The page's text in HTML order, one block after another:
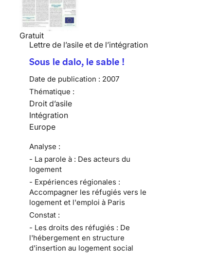
Gratuit
Lettre de l’asile et de l’intégration
Sous le dalo, le sable !
Date de publication : 2007
Thématique :
Droit d’asile
Intégration
Europe
Analyse :
- La parole à : Des acteurs du
logement
- Expériences régionales :
Accompagner les réfugiés vers le
logement et l'emploi à Paris
Constat :
- Les droits des réfugiés : De
l'hébergement en structure
d'insertion au logement social